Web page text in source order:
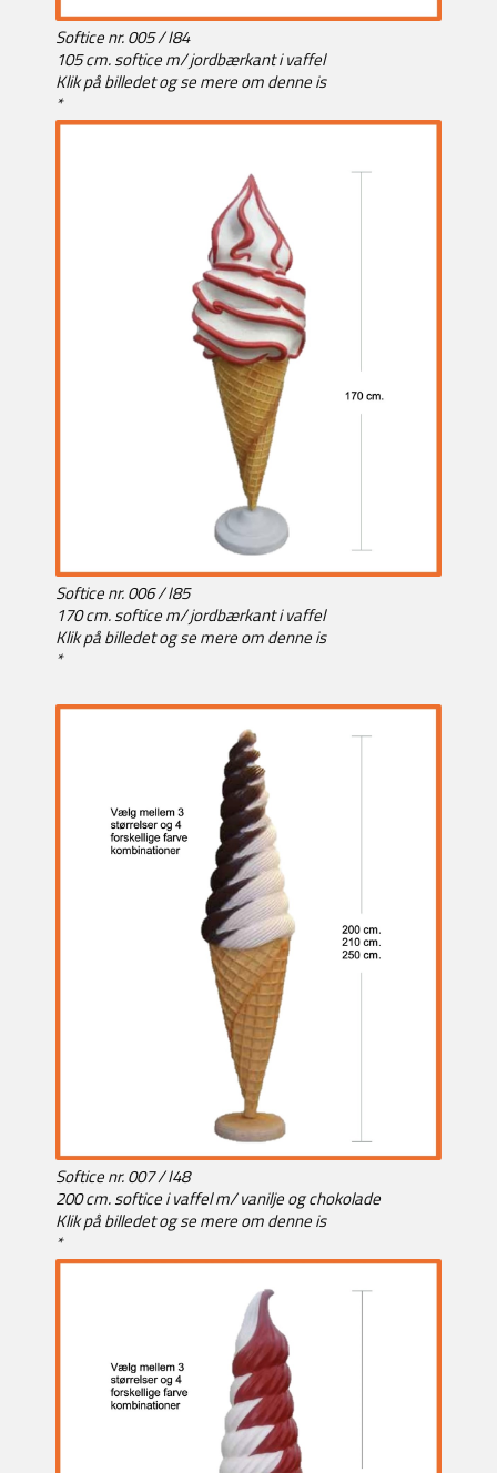
Softice nr. 005 / I84
105 cm. softice m/ jordbærkant i vaffel
Klik på billedet og se mere om denne is
*
Softice nr. 006 / I85
170 cm. softice m/ jordbærkant i vaffel
Klik på billedet og se mere om denne is
*
Softice nr. 007 / I48
200 cm. softice i vaffel m/ vanilje og chokolade
Klik på billedet og se mere om denne is
*